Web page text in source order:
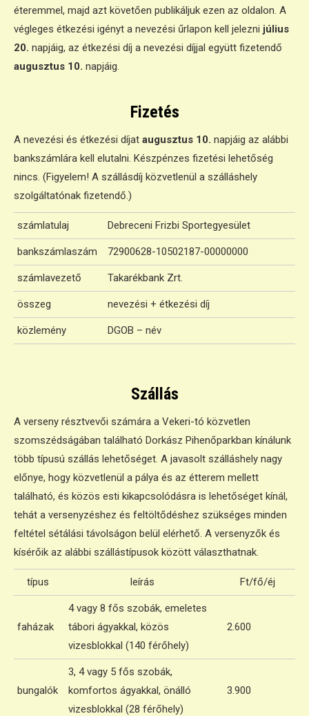
éteremmel, majd azt követően publikáljuk ezen az oldalon. A
végleges étkezési igényt a nevezési űrlapon kell jelezni július
20. napjáig, az étkezési díj a nevezési díjjal együtt fizetendő
augusztus 10. napjáig.
Fizetés
A nevezési és étkezési díjat augusztus 10. napjáig az alábbi
bankszámlára kell elutalni. Készpénzes fizetési lehetőség
nincs. (Figyelem! A szállásdíj közvetlenül a szálláshely
szolgáltatónak fizetendő.)
számlatulaj Debreceni Frizbi Sportegyesület
bankszámlaszám 72900628-10502187-00000000
számlavezető Takarékbank Zrt.
összeg nevezési + étkezési díj
közlemény DGOB – név
Szállás
A verseny résztvevői számára a Vekeri-tó közvetlen
szomszédságában található Dorkász Pihenőparkban kínálunk
több típusú szállás lehetőséget. A javasolt szálláshely nagy
előnye, hogy közvetlenül a pálya és az étterem mellett
található, és közös esti kikapcsolódásra is lehetőséget kínál,
tehát a versenyzéshez és feltöltődéshez szükséges minden
feltétel sétálási távolságon belül elérhető. A versenyzők és
kísérőik az alábbi szállástípusok között választhatnak.
típus leírás Ft/fő/éj
faházak
4 vagy 8 fős szobák, emeletes
tábori ágyakkal, közös
vizesblokkal (140 férőhely)
2.600
bungalók
3, 4 vagy 5 fős szobák,
komfortos ágyakkal, önálló
vizesblokkal (28 férőhely)
3.900